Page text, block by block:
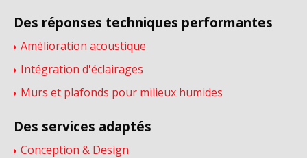
Des réponses techniques performantes
Amélioration acoustique
Intégration d'éclairages
Murs et plafonds pour milieux humides
Des services adaptés
Conception & Design